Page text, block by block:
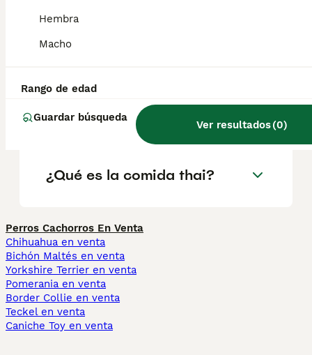
Hembra
Macho
Rango de edad
Guardar búsqueda
Ver resultados(0)
¿Qué es thai?
¿Qué significa thai en
Tailandia?
¿Qué es la comida thai?
Perros Cachorros En Venta
Chihuahua en venta
Bichón Maltés en venta
Yorkshire Terrier en venta
Pomerania en venta
Border Collie en venta
Teckel en venta
Caniche Toy en venta